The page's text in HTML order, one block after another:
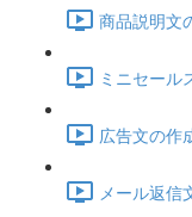
商品説明文
ミニセール
広告文の作
メール返信